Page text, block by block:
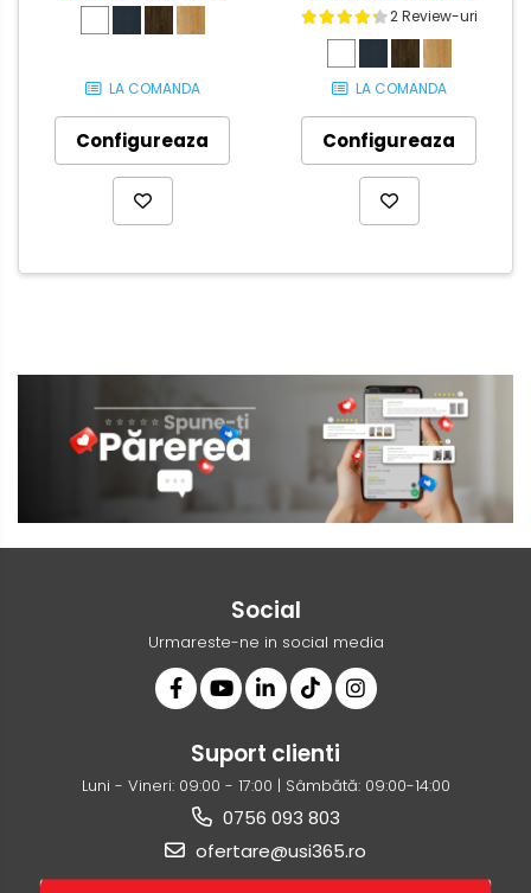
LA COMANDA
Configureaza
2 Review-uri
LA COMANDA
Configureaza
Social
Urmareste-ne in social media
Suport clienti
Luni - Vineri: 09:00 - 17:00 | Sâmbătă: 09:00-14:00
0756 093 803
ofertare@usi365.ro